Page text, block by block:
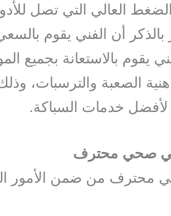
العالي التي تصل
بالذكر أن الفني يقوم
يقوم بالاستعانة بجميع
الصعبة والترسبات،
خدمات السباكة.
صحي محترف
محترف من ضمن الأمور